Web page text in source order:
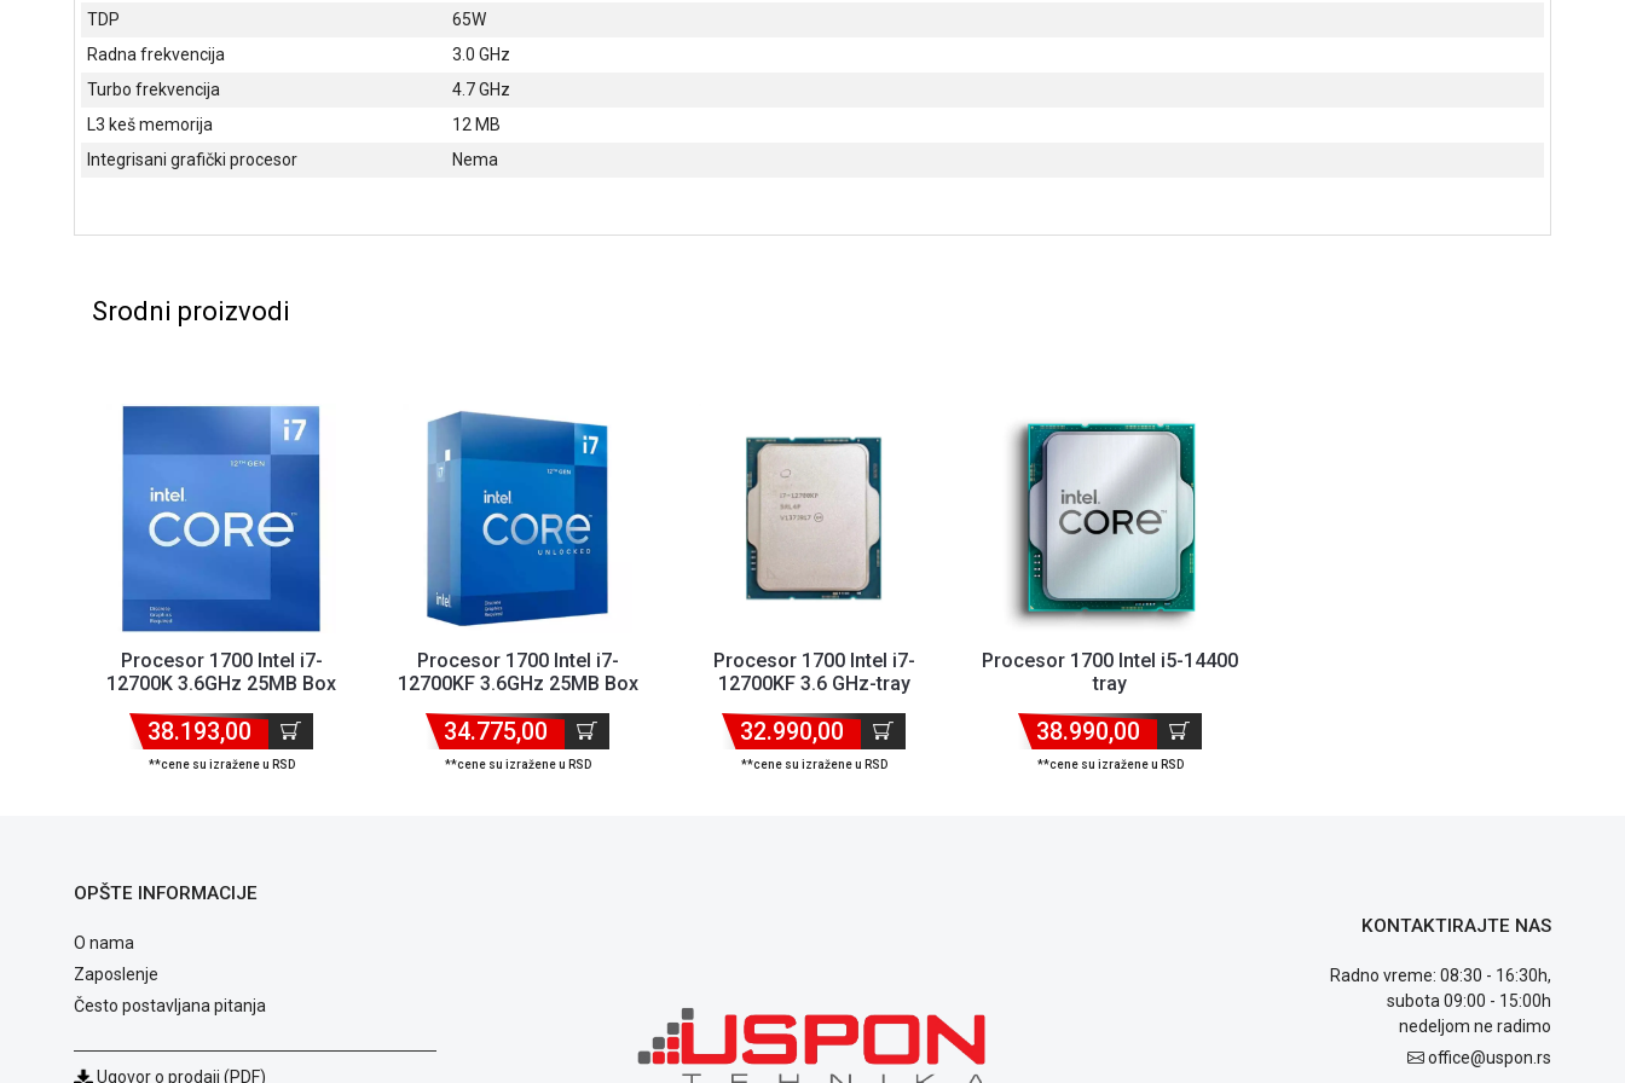
TDP
65W
Radna frekvencija
3.0 GHz
Turbo frekvencija
4.7 GHz
L3 keš memorija
12 MB
Integrisani grafički procesor
Nema
Srodni proizvodi
Procesor 1700 Intel i7-
12700K 3.6GHz 25MB Box
38.193,00
**cene su izražene u RSD
Procesor 1700 Intel i7-
12700KF 3.6GHz 25MB Box
34.775,00
**cene su izražene u RSD
Procesor 1700 Intel i7-
12700KF 3.6 GHz-tray
32.990,00
**cene su izražene u RSD
Procesor 1700 Intel i5-14400
tray
38.990,00
**cene su izražene u RSD
OPŠTE INFORMACIJE
O nama
Zaposlenje
Često postavljana pitanja
Ugovor o prodaji (PDF)
KONTAKTIRAJTE NAS
Radno vreme: 08:30 - 16:30h,
subota 09:00 - 15:00h
nedeljom ne radimo
office@uspon.rs